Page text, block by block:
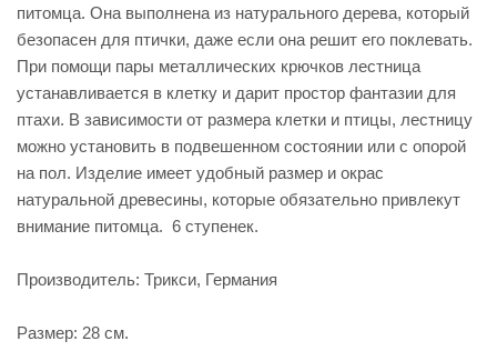
питомца. Она выполнена из натурального дерева, который
безопасен для птички, даже если она решит его поклевать.
При помощи пары металлических крючков лестница
устанавливается в клетку и дарит простор фантазии для
птахи. В зависимости от размера клетки и птицы, лестницу
можно установить в подвешенном состоянии или с опорой
на пол. Изделие имеет удобный размер и окрас
натуральной древесины, которые обязательно привлекут
внимание питомца. 6 ступенек.
Производитель: Трикси, Германия
Размер: 28 см.